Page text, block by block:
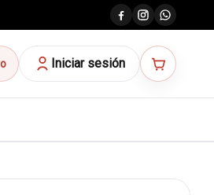
Iniciar sesión